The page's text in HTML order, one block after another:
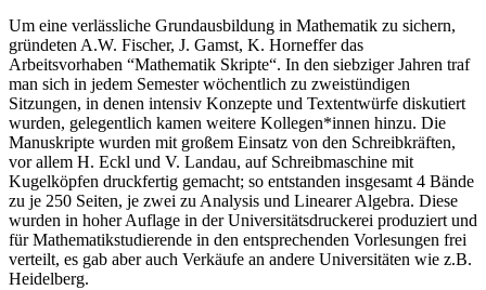
Um eine verlässliche Grundausbildung in Mathematik zu sichern,
gründeten A.W. Fischer, J. Gamst, K. Horneffer das
Arbeitsvorhaben “Mathematik Skripte“. In den siebziger Jahren traf
man sich in jedem Semester wöchentlich zu zweistündigen
Sitzungen, in denen intensiv Konzepte und Textentwürfe diskutiert
wurden, gelegentlich kamen weitere Kollegen*innen hinzu. Die
Manuskripte wurden mit großem Einsatz von den Schreibkräften,
vor allem H. Eckl und V. Landau, auf Schreibmaschine mit
Kugelköpfen druckfertig gemacht; so entstanden insgesamt 4 Bände
zu je 250 Seiten, je zwei zu Analysis und Linearer Algebra. Diese
wurden in hoher Auflage in der Universitätsdruckerei produziert und
für Mathematikstudierende in den entsprechenden Vorlesungen frei
verteilt, es gab aber auch Verkäufe an andere Universitäten wie z.B.
Heidelberg.